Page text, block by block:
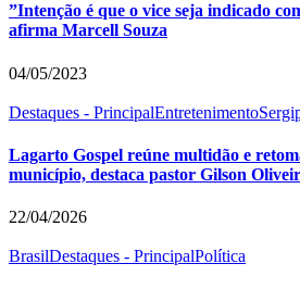
”Intenção é que o vice seja indicado
afirma Marcell Souza
04/05/2023
Destaques - PrincipalEntretenimento
Lagarto Gospel reúne multidão e
município, destaca pastor Gilson
22/04/2026
BrasilDestaques - PrincipalPolítica